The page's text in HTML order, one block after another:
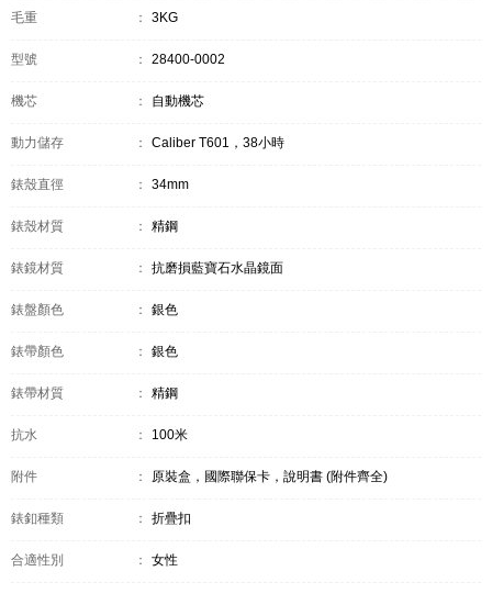
毛重 ： 3KG
型號 ： 28400-0002
機芯 ： 自動機芯
動力儲存 ： Caliber T601，38小時
錶殼直徑 ： 34mm
錶殼材質 ： 精鋼
錶鏡材質 ： 抗磨損藍寶石水晶鏡面
錶盤顏色 ： 銀色
錶帶顏色 ： 銀色
錶帶材質 ： 精鋼
抗水 ： 100米
附件 ： 原裝盒，國際聯保卡，說明書 (附件齊全)
錶釦種類 ： 折疊扣
合適性別 ： 女性